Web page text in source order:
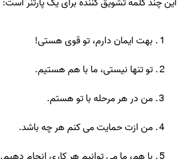
بهت ایمان دارم، تو قوی هستی!
تو تنها نیستی، ما با هم هستیم.
من در هر مرحله با تو هستم.
من ازت حمایت می کنم هر چه باشد.